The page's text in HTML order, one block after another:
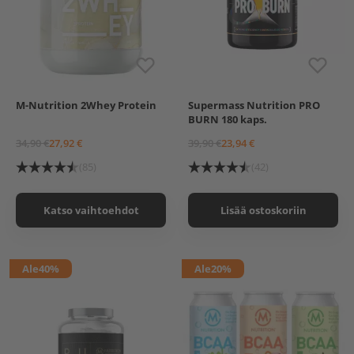
600 g
600 g, Mansikka
M-Nutrition 2Whey Protein
34,90 €27,92 €
(85)
Katso vaihtoehdot
Supermass Nutrition PRO
BURN 180 kaps.
39,90 €23,94 €
(42)
Lisää ostoskoriin
Ale40% Ale20%